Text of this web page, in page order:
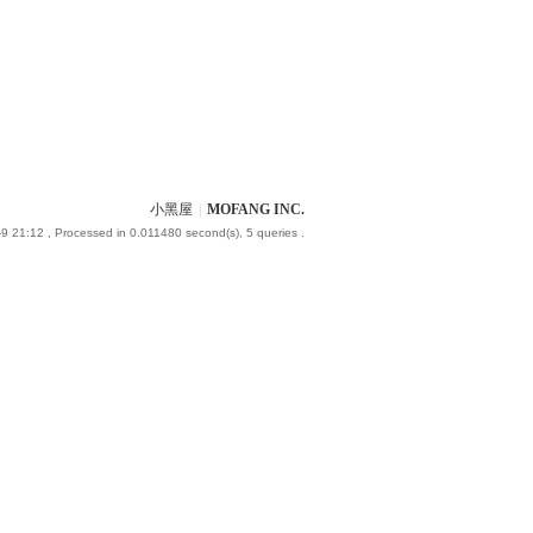
小黑屋 MOFANG INC.
21:12 , Processed in 0.011480 second(s), 5 queries .